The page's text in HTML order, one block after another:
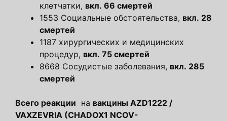
клетчатки, вкл. 66 смертей
1553 Социальные обстоятельства, вкл. 28
смертей
1187 хирургических и медицинских
процедур, вкл. 75 смертей
8668 Сосудистые заболевания, вкл. 285
смертей
Всего реакции на вакцины AZD1222 /
VAXZEVRIA (CHADOX1 NCOV-